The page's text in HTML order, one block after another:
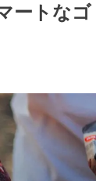
ートなゴ